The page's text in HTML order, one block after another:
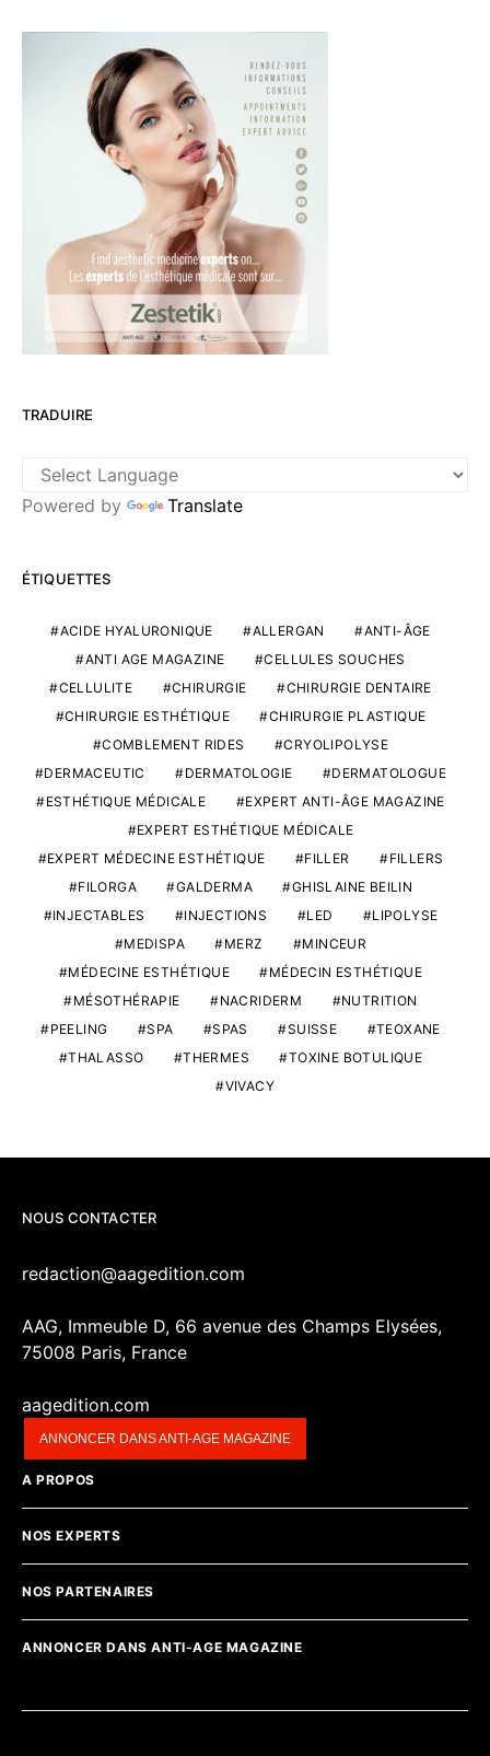
TRADUIRE
Powered by Translate
ÉTIQUETTES
ACIDE HYALURONIQUE ALLERGAN
ANTI-ÂGE
ANTI AGE MAGAZINE
CELLULES SOUCHES
CELLULITE
CHIRURGIE
CHIRURGIE DENTAIRE
CHIRURGIE ESTHÉTIQUE
CHIRURGIE PLASTIQUE
COMBLEMENT RIDES
CRYOLIPOLYSE
DERMACEUTIC
DERMATOLOGIE
DERMATOLOGUE
ESTHÉTIQUE MÉDICALE
EXPERT ANTI-ÂGE MAGAZINE
EXPERT ESTHÉTIQUE MÉDICALE
EXPERT MÉDECINE ESTHÉTIQUE
FILLER
FILLERS
FILORGA
GALDERMA
GHISLAINE BEILIN
INJECTABLES
INJECTIONS LED
LIPOLYSE
MEDISPA
MERZ
MINCEUR
MÉDECINE ESTHÉTIQUE
MÉDECIN ESTHÉTIQUE
MÉSOTHÉRAPIE
NACRIDERM
NUTRITION
PEELING
SPA SPAS SUISSE
TEOXANE
THALASSO
THERMES
TOXINE BOTULIQUE
VIVACY
NOUS CONTACTER
redaction@aagedition.com
AAG, Immeuble D, 66 avenue des Champs Elysées,
75008 Paris, France
aagedition.com
ANNONCER DANS ANTI-AGE MAGAZINE
A PROPOS
NOS EXPERTS
NOS PARTENAIRES
ANNONCER DANS ANTI-AGE MAGAZINE